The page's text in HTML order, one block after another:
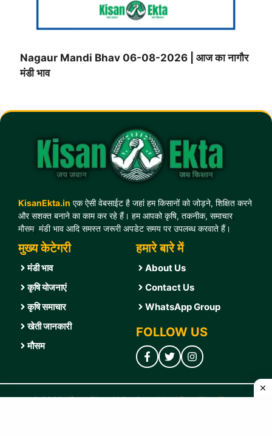
Nagaur Mandi Bhav 06-08-2026 | आज का नागौर
मंडी भाव
KisanEkta.in एक ऐसी वेबसाईट है जहां हम किसानों को जोड़ने, शिक्षित करने
और सशक्त बनाने का काम कर रहे हैं। हम आपको कृषि, तकनीक, समाचार,
मौसम, मंडी भाव आदि समस्त जरूरी अपडेट समय पर उपलब्ध करवाते हैं।
मुख्य केटेगरी
मंडी भाव
कृषि योजनाएं
कृषि समाचार
खेती जानकारी
मौसम
हमारे बारे में
About Us
Contact Us
WhatsApp Group
FOLLOW US
© 2026Kisan Ekta❤️ Designed byKisanEkta Team